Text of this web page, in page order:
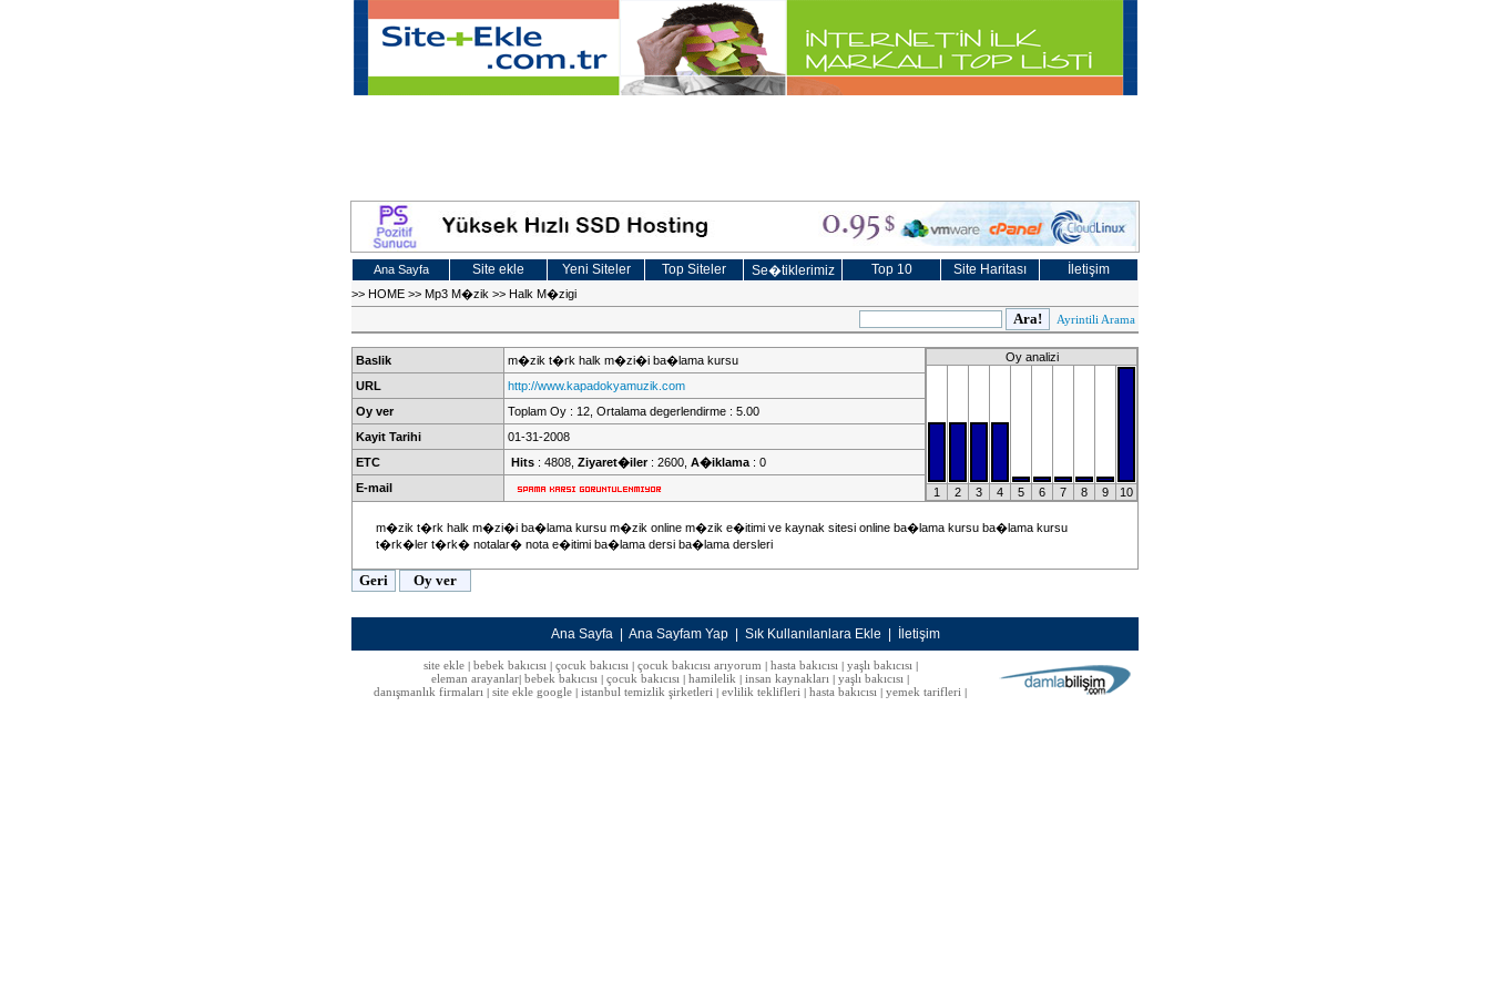
Ana Sayfa Site ekle Yeni Siteler Top Siteler Se�tiklerimiz Top 10 Site Haritası İletişim
>> HOME >> Mp3 M�zik >> Halk M�zigi
Ayrintili Arama
Baslik m�zik t�rk halk m�zi�i ba�lama kursu Oy analizi
1 2 3 4 5 6 7 8 9 10
URL
http://www.kapadokyamuzik.com
Oy ver
Toplam Oy : 12, Ortalama degerlendirme : 5.00
Kayit Tarihi
01-31-2008
ETC
Hits : 4808, Ziyaret�iler: 2600, A�iklama : 0
E-mail
m�zik t�rk halk m�zi�i ba�lama kursu m�zik online m�zik e�itimi ve kaynak sitesi online ba�lama kursu ba�lama kursu
t�rk�ler t�rk� notalar� nota e�itimi ba�lama dersi ba�lama dersleri
Ana Sayfa Ana Sayfam Yap Sık Kullanılanlara Ekle İletişim
site ekle| bebek bakıcısı| çocuk bakıcısı| çocuk bakıcısı arıyorum hasta bakıcısı| yaşlı bakıcısı|
eleman arayanlar bebek bakıcısı çocuk bakıcısı hamilelik insan kaynakları yaşlı bakıcısı
danışmanlık firmaları site ekle google istanbul temizlik şirketleri evlilik teklifleri hasta bakıcısı yemek tarifleri